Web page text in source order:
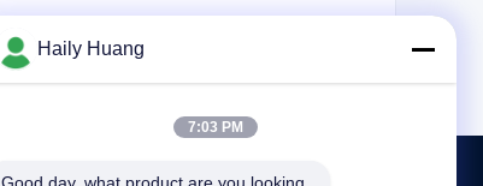
Haily Huang
7:03 PM